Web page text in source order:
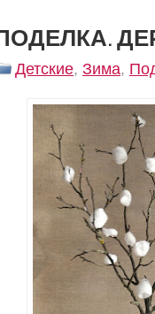
Детские, Зима,